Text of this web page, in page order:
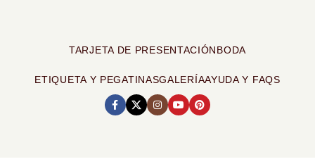
TARJETA DE PRESENTACIÓNBODA
ETIQUETA Y PEGATINASGALERÍAAYUDA Y FAQS